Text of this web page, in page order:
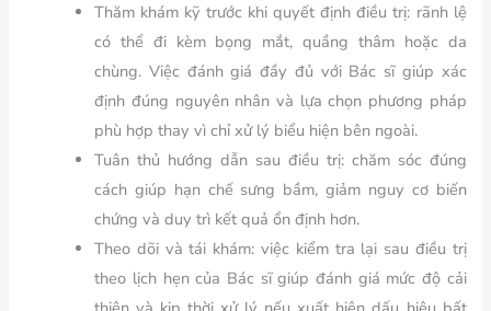
Thăm khám kỹ trước khi quyết định điều trị: rãnh lệ
có thể đi kèm bọng mắt, quầng thâm hoặc da
chùng. Việc đánh giá đầy đủ với Bác sĩ giúp xác
định đúng nguyên nhân và lựa chọn phương pháp
phù hợp thay vì chỉ xử lý biểu hiện bên ngoài.
Tuân thủ hướng dẫn sau điều trị:chăm sóc đúng
cách giúp hạn chế sưng bầm, giảm nguy cơ biến
chứng và duy trì kết quả ổn định hơn.
Theo dõi và tái khám:việc kiểm tra lại sau điều trị
theo lịch hẹn của Bác sĩ giúp đánh giá mức độ cải